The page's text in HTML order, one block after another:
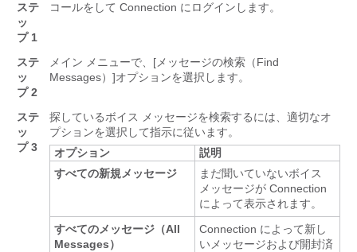
ステ
ッ
プ 1
コールをして Connection にログインします。
ステ
ッ
プ 2
メイン メニューで、[メッセージの検索（Find
Messages）]オプションを選択します。
ステ
ッ
プ 3
探しているボイス メッセージを検索するには、適切なオ
プションを選択して指示に従います。
オプション
説明
すべての新規メッセージ
まだ聞いていないボイス
メッセージが Connection
によって表示されます。
すべてのメッセージ（All
Messages）
Connection によって新し
いメッセージおよび開封済